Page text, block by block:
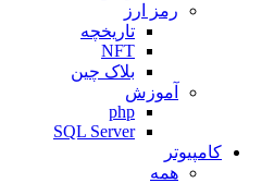
رمز ارز
تاریخچه
NFT
بلاک چین
آموزش
php
SQL Server
کامپیوتر
همه